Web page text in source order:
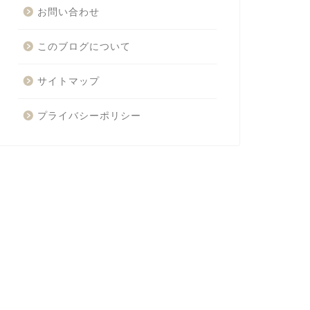
お問い合わせ
このブログについて
サイトマップ
プライバシーポリシー